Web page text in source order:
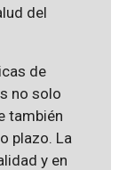
del
de
no solo
también
plazo. La
y en